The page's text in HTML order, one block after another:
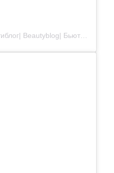
Ein Beitrag geteilt von Бьютиблог| Beautyblog| Бьюти (@jzobeauty)